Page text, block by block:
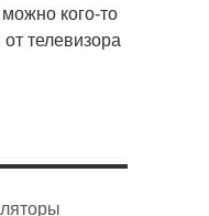
кого-то
телевизора